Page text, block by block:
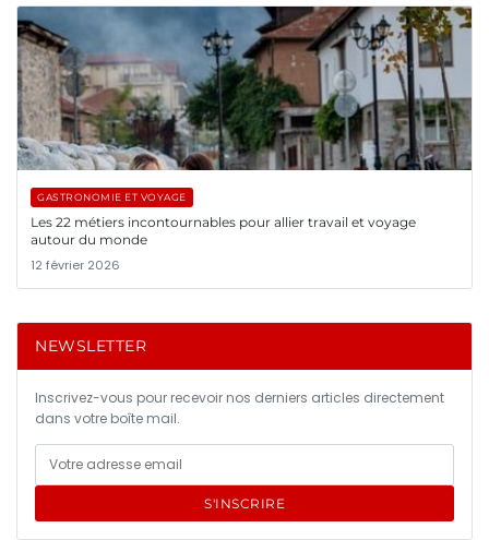
GASTRONOMIE ET VOYAGE
Les 22 métiers incontournables pour allier travail et voyage
autour du monde
12 février 2026
NEWSLETTER
Inscrivez-vous pour recevoir nos derniers articles directement
dans votre boîte mail.
S'INSCRIRE